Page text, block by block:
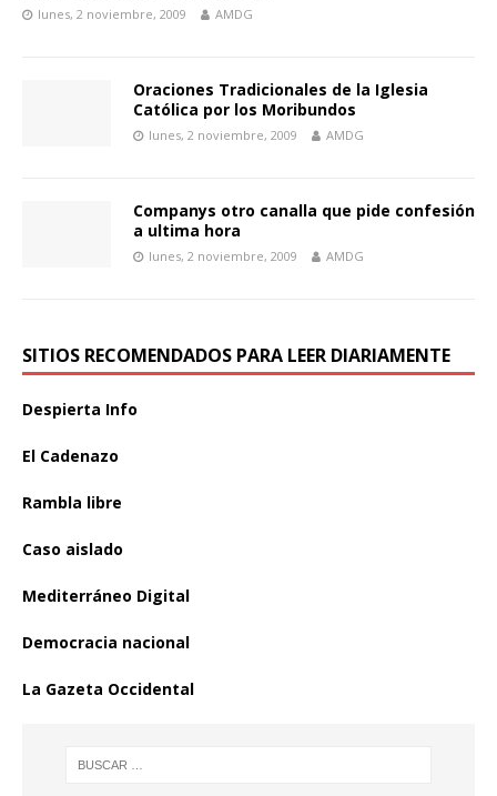
lunes, 2 noviembre, 2009 AMDG
Oraciones Tradicionales de la Iglesia
Católica por los Moribundos
lunes, 2 noviembre, 2009 AMDG
Companys otro canalla que pide confesión
a ultima hora
lunes, 2 noviembre, 2009 AMDG
SITIOS RECOMENDADOS PARA LEER DIARIAMENTE
Despierta Info
El Cadenazo
Rambla libre
Caso aislado
Mediterráneo Digital
Democracia nacional
La Gazeta Occidental